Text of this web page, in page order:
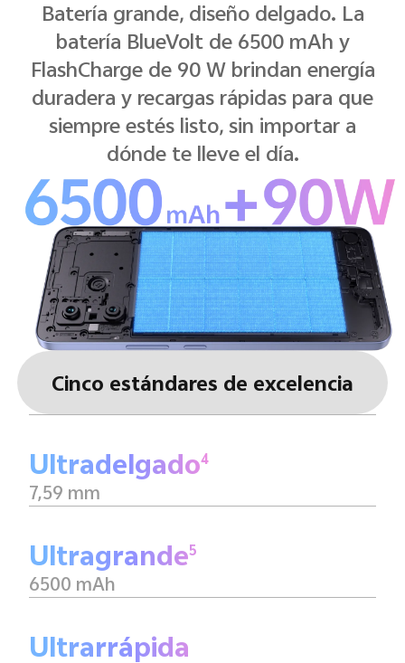
Batería grande, diseño delgado. La
batería BlueVolt de 6500 mAh y
FlashCharge de 90 W brindan energía
duradera y recargas rápidas para que
siempre estés listo, sin importar a
dónde te lleve el día.
Cinco estándares de excelencia
Ultradelgado4
7,59 mm
Ultragrande5
6500 mAh
Ultrarrápida